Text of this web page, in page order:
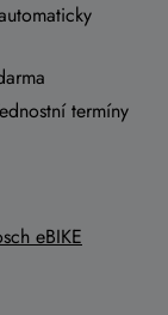
termíny
eBIKE